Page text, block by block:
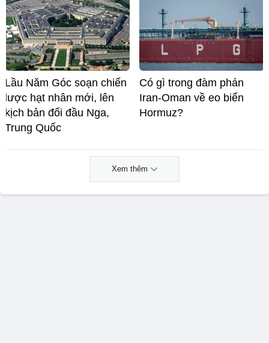
Lầu Năm Góc soạn chiến
lược hạt nhân mới, lên
kịch bản đối đầu Nga,
Trung Quốc
Có gì trong đàm phán
Iran-Oman về eo biển
Hormuz?
Xem thêm